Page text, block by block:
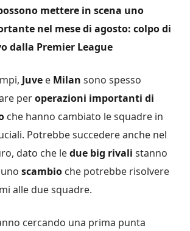
mettere in scena uno
nel mese di agosto: colpo di
dalla Premier League
Juve e Milan sono spesso
peroperazioni importanti di
che hanno cambiato le squadre in
Potrebbe succedere anche nel
dato che ledue big rivali stanno
scambio che potrebbe risolvere
alle due squadre.
cercando una prima punta